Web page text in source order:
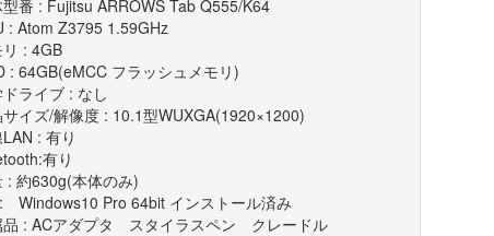
番 : Fujitsu ARROWS Tab Q555/K64
: Atom Z3795 1.59GHz
リ : 4GB
: 64GB(eMCC フラッシュメモリ)
ライブ : なし
イズ/解像度 : 10.1型WUXGA(1920×1200)
: 有り
有り
: 約630g(本体のみ)
Windows10 Pro 64bit インストール済み
品 : ACアダプタ スタイラスペン クレードル